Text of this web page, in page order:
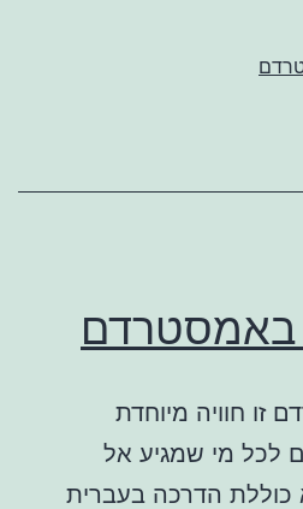
באמסטרדם
זו חוויה מיוחדת
לכל מי שמגיע אל
כוללת הדרכה בעברית